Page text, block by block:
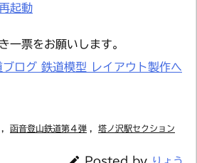
起動
一票をお願いします。
函音登山鉄道第４弾 塔ノ沢駅セクション